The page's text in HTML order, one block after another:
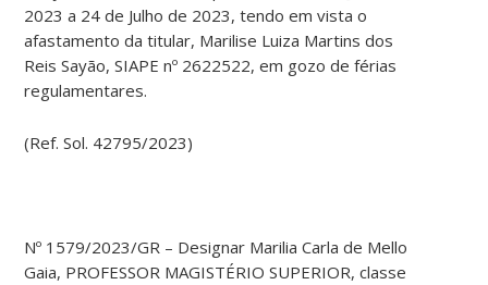
2023 a 24 de Julho de 2023, tendo em vista o
afastamento da titular, Marilise Luiza Martins dos
Reis Sayão, SIAPE nº 2622522, em gozo de férias
regulamentares.
(Ref. Sol. 42795/2023)
Nº 1579/2023/GR – Designar Marilia Carla de Mello
Gaia, PROFESSOR MAGISTÉRIO SUPERIOR, classe